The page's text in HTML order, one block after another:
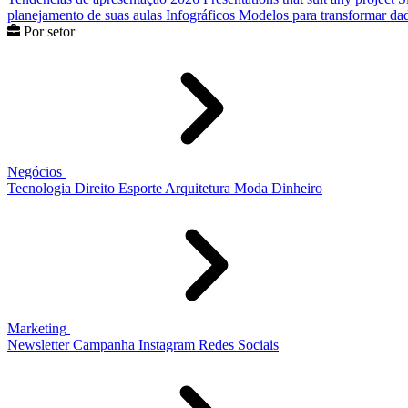
planejamento de suas aulas Infográficos Modelos para transformar
Por setor
Negócios
Tecnologia Direito Esporte Arquitetura Moda Dinheiro
Marketing
Newsletter Campanha Instagram Redes Sociais